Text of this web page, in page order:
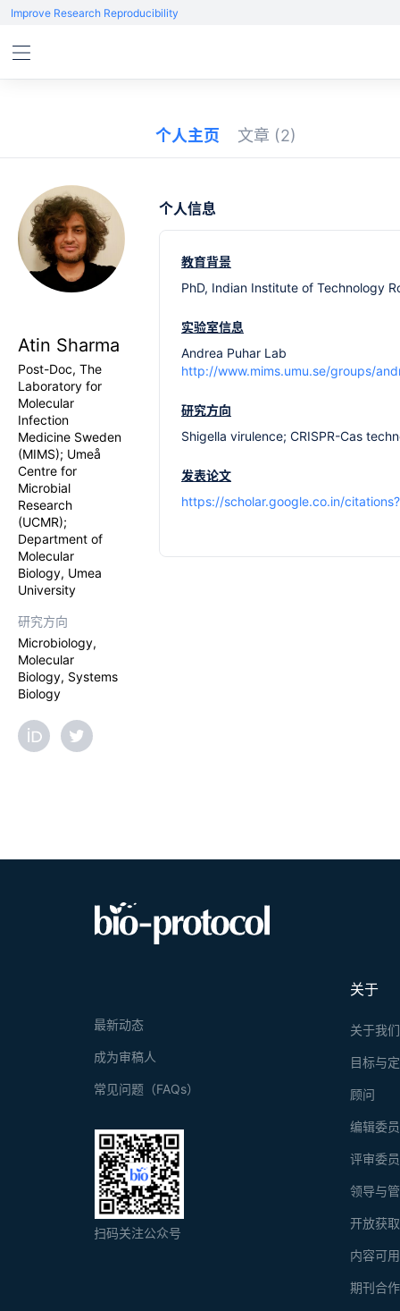
Improve Research Reproducibility
个人主页 文章 (2)
Atin Sharma
Post-Doc, The
Laboratory for
Molecular
Infection
Medicine Sweden
(MIMS); Umeå
Centre for
Microbial
Research
(UCMR);
Department of
Molecular
Biology, Umea
University
研究方向
Microbiology,
Molecular
Biology, Systems
Biology
个人信息
教育背景
PhD, Indian Institute of Technology
实验室信息
Andrea Puhar Lab
http://www.mims.umu.se/groups/
研究方向
Shigella virulence; CRISPR-Cas
发表论文
https://scholar.google.co.in/
关于
关于我们
目标与
顾问
编辑委
评审委
领导与
开放获
内容可
期刊合
最新动态
成为审稿人
常见问题（FAQs）
扫码关注公众号